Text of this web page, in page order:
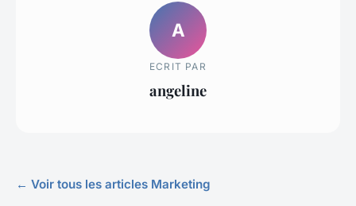
A
ECRIT PAR
angeline
← Voir tous les articles Marketing